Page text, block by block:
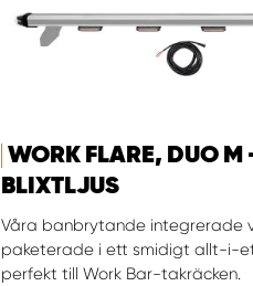
WORK FLARE, DUO M
BLIXTLJUS
Våra banbrytande integrerade
paketerade i ett smidigt allt-i-
perfekt till Work Bar-takräcken.